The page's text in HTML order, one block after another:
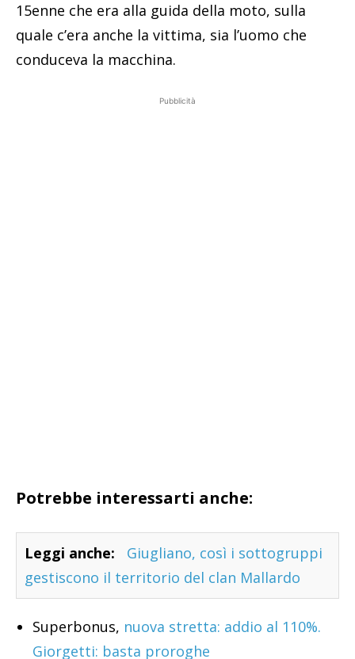
15enne che era alla guida della moto, sulla
quale c’era anche la vittima, sia l’uomo che
conduceva la macchina.
Pubblicità
Potrebbe interessarti anche:
Leggi anche:
Giugliano, così i sottogruppi
gestiscono il territorio del clan Mallardo
Superbonus, nuova stretta: addio al 110%.
Giorgetti: basta proroghe